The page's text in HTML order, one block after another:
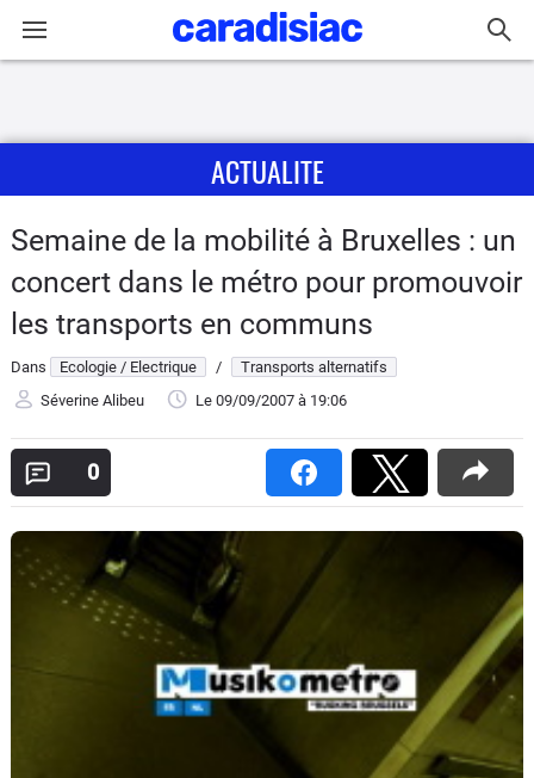
Actu
Essais
Guide
d'achat
Electriques
Utilitaires
Flottes
Auto
ACTUALITE
Semaine de la mobilité à Bruxelles : un
concert dans le métro pour promouvoir
les transports en communs
Dans Ecologie / Electrique /
Transports alternatifs
Séverine Alibeu
Le 09/09/2007 à 19:06
0